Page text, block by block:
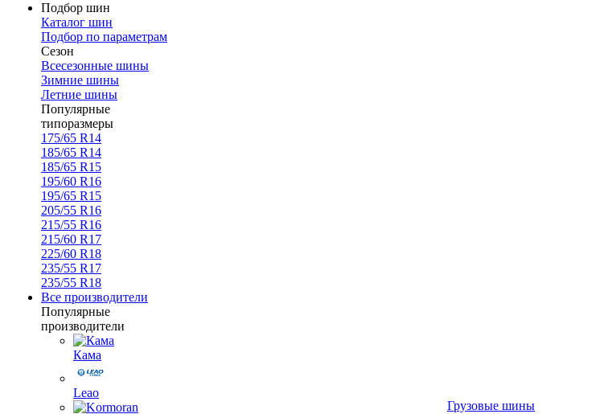
Подбор шин
Каталог шин
Подбор по параметрам
Сезон
Всесезонные шины
Зимние шины
Летние шины
Популярные
типоразмеры
175/65 R14
185/65 R14
185/65 R15
195/60 R16
195/65 R15
205/55 R16
215/55 R16
215/60 R17
225/60 R18
235/55 R17
235/55 R18
Все производители
Популярные
производители
Кама
Leao
Грузовые шины